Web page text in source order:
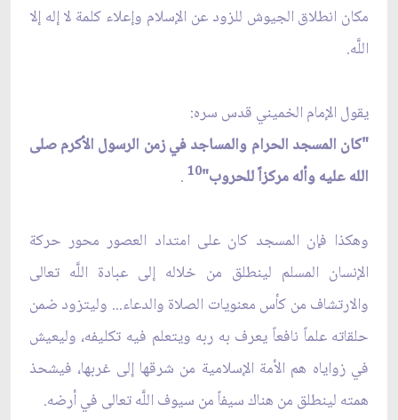
مكان انطلاق الجيوش للزود عن الإسلام وإعلاء كلمة لا إله إلا
اللَّه.
يقول الإمام الخميني قدس سره:
"كان المسجد الحرام والمساجد في زمن الرسول الأكرم صلى
الله عليه وأله مركزاً للحروب"10
.
وهكذا فإن المسجد كان على امتداد العصور محور حركة
الإنسان المسلم لينطلق من خلاله إلى عبادة اللَّه تعالى
والارتشاف من كأس معنويات الصلاة والدعاء... وليتزود ضمن
حلقاته علماً نافعاً يعرف به ربه ويتعلم فيه تكليفه، وليعيش
في زواياه هم الأمة الإسلامية من شرقها إلى غربها، فيشحذ
همته لينطلق من هناك سيفاً من سيوف اللَّه تعالى في أرضه.